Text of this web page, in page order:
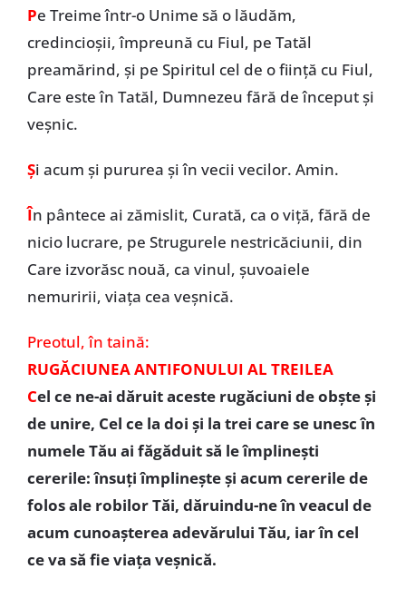
Pe Treime într-o Unime să o lăudăm,
credincioşii, împreună cu Fiul, pe Tatăl
preamărind, şi pe Spiritul cel de o fiinţă cu Fiul,
Care este în Tatăl, Dumnezeu fără de început şi
veşnic.
Și acum și pururea și în vecii vecilor. Amin.
În pântece ai zămislit, Curată, ca o viţă, fără de
nicio lucrare, pe Strugurele nestricăciunii, din
Care izvorăsc nouă, ca vinul, şuvoaiele
nemuririi, viaţa cea veşnică.
Preotul, în taină:
RUGĂCIUNEA ANTIFONULUI AL TREILEA
Cel ce ne-ai dăruit aceste rugăciuni de obşte şi
de unire, Cel ce la doi şi la trei care se unesc în
numele Tău ai făgăduit să le împlineşti
cererile: însuţi împlineşte şi acum cererile de
folos ale robilor Tăi, dăruindu-ne în veacul de
acum cunoaşterea adevărului Tău, iar în cel
ce va să fie viaţa veşnică.